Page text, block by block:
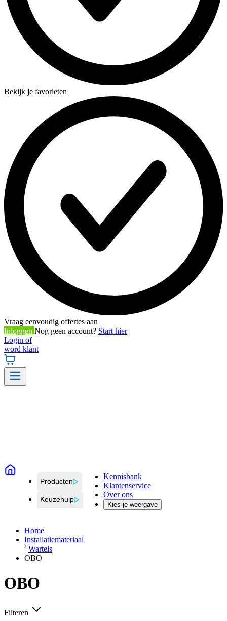
Bekijk je favorieten
Vraag eenvoudig offertes aan
Inloggen Nog geen account? Start hier
Login of
word klant
Producten
Keuzehulp
Kennisbank
Klantenservice
Over ons
Kies je weergave
Home
Installatiemateriaal
Wartels
OBO
OBO
Filteren